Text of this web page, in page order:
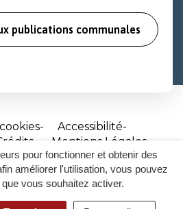
pour fonctionner et obtenir des
améliorer l'utilisation, vous pouvez
vous souhaitez activer.
publications communales
Accessibilité
Mentions Légales
Site
réalisé
par